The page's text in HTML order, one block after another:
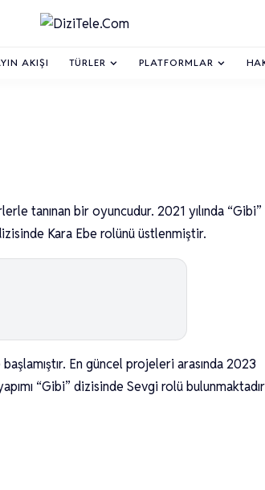
AKIŞI TÜRLER PLATFORMLAR
tanınan bir oyuncudur. 2021 yılında “Gibi”
Kara Ebe rolünü üstlenmiştir.
En güncel projeleri arasında 2023
“Gibi” dizisinde Sevgi rolü